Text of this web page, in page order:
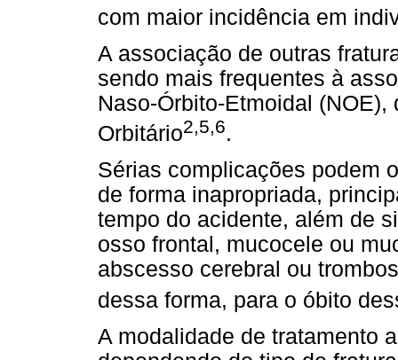
com maior incidência em
A associação de outras
sendo mais frequentes à
Naso-Órbito-Etmoidal
Orbitário2,5,6.
Sérias complicações podem
de forma inapropriada,
tempo do acidente, além de
osso frontal, mucocele ou
abscesso cerebral ou
dessa forma, para o óbito
A modalidade de tratamento